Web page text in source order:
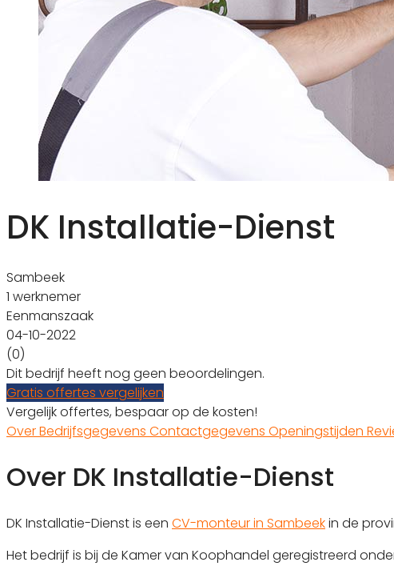
DK Installatie-Dienst
Sambeek
1 werknemer
Eenmanszaak
04-10-2022
(0)
Dit bedrijf heeft nog geen beoordelingen.
Gratis offertes vergelijken
Vergelijk offertes, bespaar op de kosten!
OverBedrijfsgegevens Contactgegevens Openingstijden
Over DK Installatie-Dienst
DK Installatie-Dienst is een CV-monteur in Sambeekin de
Het bedrijf is bij de Kamer van Koophandel geregistreerd